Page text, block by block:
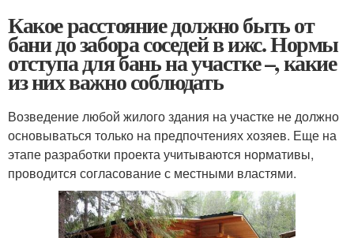
Какое расстояние должно быть от
бани до забора соседей в ижс. Нормы
отступа для бань на участке –, какие
из них важно соблюдать
Возведение любой жилого здания на участке не должно
основываться только на предпочтениях хозяев. Еще на
этапе разработки проекта учитываются нормативы,
проводится согласование с местными властями.